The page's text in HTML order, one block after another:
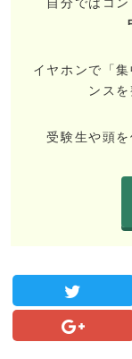
イヤホンで「
ンス
受験生や頭